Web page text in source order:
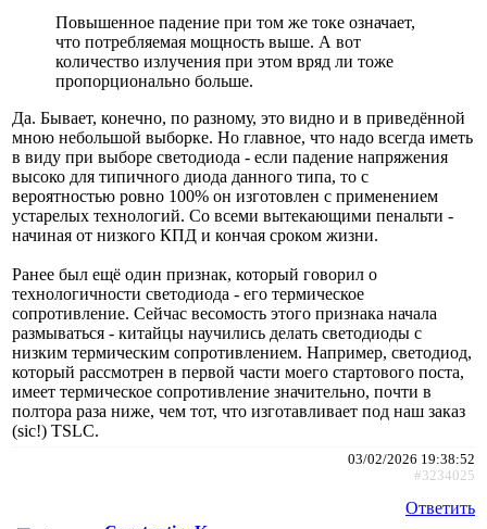
Повышенное падение при том же токе означает,
что потребляемая мощность выше. А вот
количество излучения при этом вряд ли тоже
пропорционально больше.
Да. Бывает, конечно, по разному, это видно и в приведённой
мною небольшой выборке. Но главное, что надо всегда иметь
в виду при выборе светодиода - если падение напряжения
высоко для типичного диода данного типа, то с
вероятностью ровно 100% он изготовлен с применением
устарелых технологий. Со всеми вытекающими пенальти -
начиная от низкого КПД и кончая сроком жизни.
Ранее был ещё один признак, который говорил о
технологичности светодиода - его термическое
сопротивление. Сейчас весомость этого признака начала
размываться - китайцы научились делать светодиоды с
низким термическим сопротивлением. Например, светодиод,
который рассмотрен в первой части моего стартового поста,
имеет термическое сопротивление значительно, почти в
полтора раза ниже, чем тот, что изготавливает под наш заказ
(sic!) TSLC.
03/02/2026 19:38:52
#3234025
Ответить